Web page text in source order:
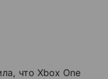
что Xbox One